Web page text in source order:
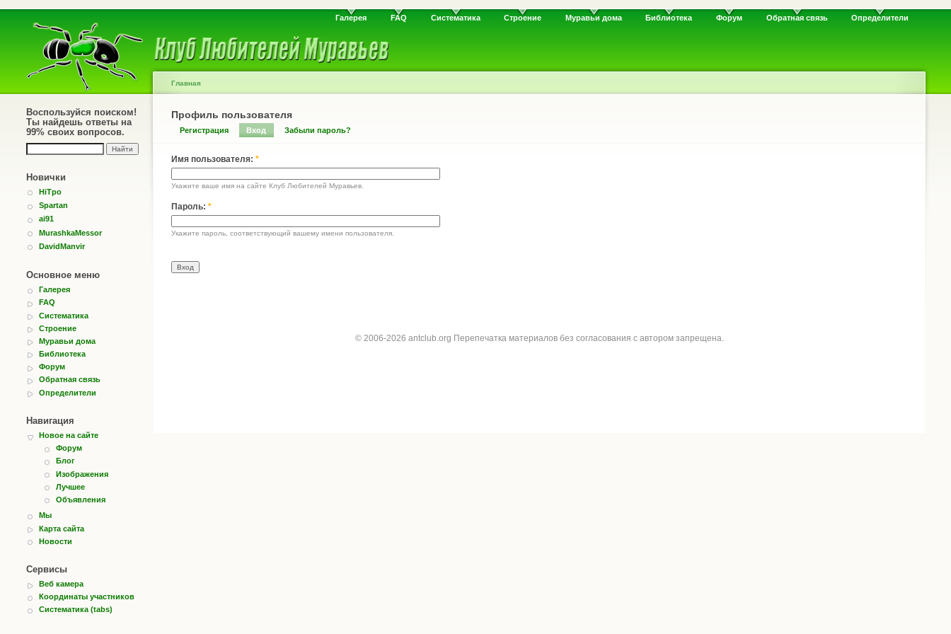
Галерея FAQ Систематика Строение Муравьи дома Библиотека Форум Обратная связь Определители
Воспользуйся поиском!
Ты найдешь ответы на
99% своих вопросов.
Новички
HiTpo
Spartan
ai91
MurashkaMessor
DavidManvir
Основное меню
Галерея
FAQ
Систематика
Строение
Муравьи дома
Библиотека
Форум
Обратная связь
Определители
Навигация
Новое на сайте
Форум
Блог
Изображения
Лучшее
Объявления
Мы
Карта сайта
Новости
Сервисы
Веб камера
Координаты участников
Систематика (tabs)
Главная
Профиль пользователя
Регистрация Вход Забыли пароль?
Имя пользователя: *
Укажите ваше имя на сайте Клуб Любителей Муравьев.
Пароль: *
Укажите пароль, соответствующий вашему имени пользователя.
© 2006-2026 antclub.org Перепечатка материалов без согласования с автором запрещена.